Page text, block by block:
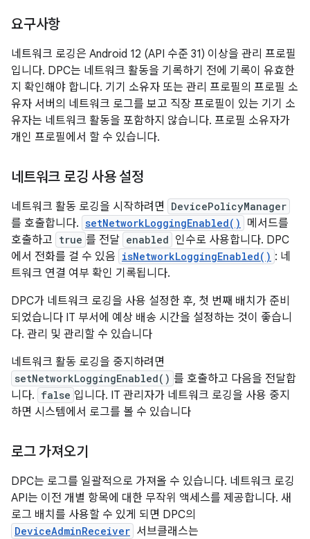
요구사항
네트워크 로깅은 Android 12 (API 수준 31) 이상을 관리 프로필
입니다. DPC는 네트워크 활동을 기록하기 전에 기록이 유효한
지 확인해야 합니다. 기기 소유자 또는 관리 프로필의 프로필 소
유자 서버의 네트워크 로그를 보고 직장 프로필이 있는 기기 소
유자는 네트워크 활동을 포함하지 않습니다. 프로필 소유자가
개인 프로필에서 할 수 있습니다.
네트워크 로깅 사용 설정
네트워크 활동 로깅을 시작하려면 DevicePolicyManager
를 호출합니다. setNetworkLoggingEnabled()
메서드를
호출하고 true 를 전달 enabled 인수로 사용합니다. DPC
에서 전화를 걸 수 있음 isNetworkLoggingEnabled() : 네
트워크 연결 여부 확인 기록됩니다.
DPC가 네트워크 로깅을 사용 설정한 후, 첫 번째 배치가 준비
되었습니다 IT 부서에 예상 배송 시간을 설정하는 것이 좋습니
다. 관리 및 관리할 수 있습니다
네트워크 활동 로깅을 중지하려면
setNetworkLoggingEnabled() 를 호출하고 다음을 전달합
니다. false 입니다. IT 관리자가 네트워크 로깅을 사용 중지
하면 시스템에서 로그를 볼 수 있습니다
로그 가져오기
DPC는 로그를 일괄적으로 가져올 수 있습니다. 네트워크 로깅
API는 이전 개별 항목에 대한 무작위 액세스를 제공합니다. 새
로그 배치를 사용할 수 있게 되면 DPC의
DeviceAdminReceiver 서브클래스는